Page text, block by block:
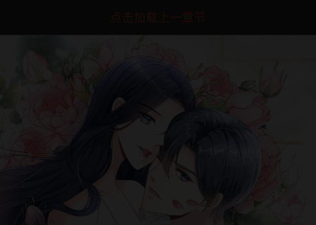
点击加载上一章节